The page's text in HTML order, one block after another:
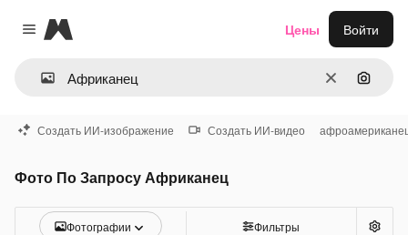
Close menu
Magnific
ОчиститьПоиск
Цены Войти
Создать ИИ-изображение Создать ИИ-видео
Фото По Запросу Африканец
Фотографии Фильтры